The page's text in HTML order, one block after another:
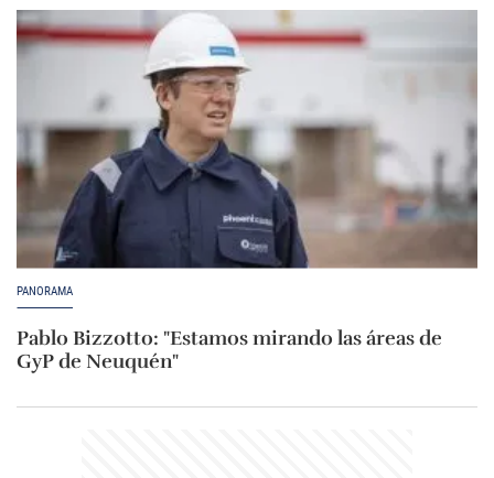
PANORAMA
Pablo Bizzotto: "Estamos mirando las áreas de
GyP de Neuquén"